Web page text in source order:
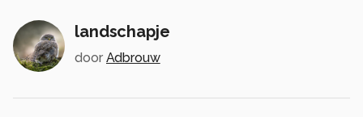
landschapje
door Adbrouw